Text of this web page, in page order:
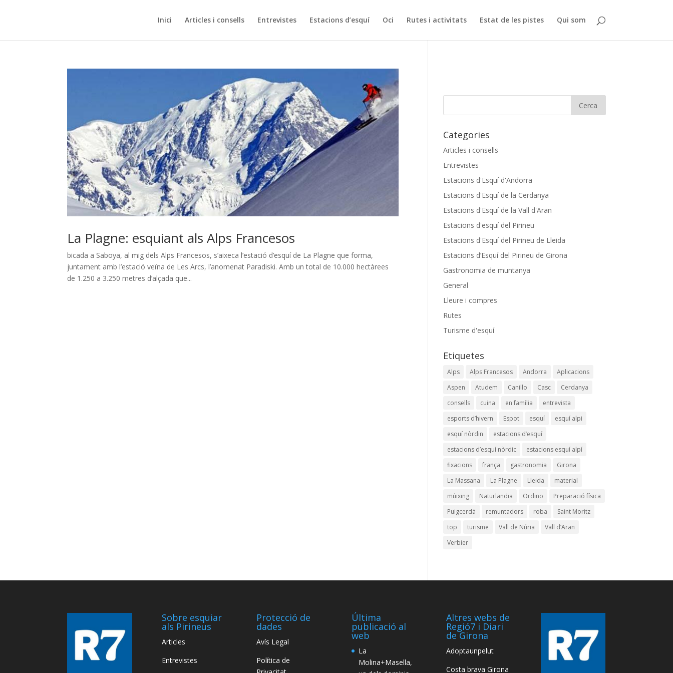
Inici Articles i consells Entrevistes Estacions d’esquí Oci Rutes i activitats Estat de les pistes Qui som
La Plagne: esquiant als Alps Francesos
bicada a Saboya, al mig dels Alps Francesos, s’aixeca l’estació d’esquí de La Plagne que forma,
juntament amb l’estació veïna de Les Arcs, l’anomenat Paradiski. Amb un total de 10.000 hectàrees
de 1.250 a 3.250 metres d’alçada que...
Categories
Articles i consells
Entrevistes
Estacions d'Esquí d'Andorra
Estacions d'Esquí de la Cerdanya
Estacions d'Esquí de la Vall d'Aran
Estacions d'esquí del Pirineu
Estacions d'Esquí del Pirineu de Lleida
Estacions d’Esquí del Pirineu de Girona
Gastronomia de muntanya
General
Lleure i compres
Rutes
Turisme d'esquí
Etiquetes
Alps Alps Francesos Andorra
Aplicacions
Aspen
Atudem Canillo Casc
Cerdanya
consells
cuina en família
entrevista
esports d’hivern
Espot esquí
esquí alpi
esquí nòrdin
estacions d’esquí
estacions d’esquí nòrdic
estacions esquí alpí
fixacions
frança gastronomia
Girona
La Massana
La Plagne Lleida
material
múixing
Naturlandia Ordino
Preparació física
Puigcerdà
remuntadors roba
Saint Moritz
top
turisme Vall de Núria
Vall d’Aran
Verbier
Sobre esquiar
als Pirineus
Articles
Entrevistes
Protecció de
dades
Avís Legal
Política de
Última
publicació al
web
La
Molina+Masella,
Altres webs de
Regió7 i Diari
de Girona
Adoptaunpelut
Costa brava Girona